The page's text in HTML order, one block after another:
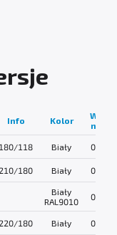
Info Kolor
Waga
netto
180/118 Biały 0.3 kg
210/180 Biały 0.3 kg
Biały
RAL9010
0.3 kg
220/180 Biały 0.3 kg